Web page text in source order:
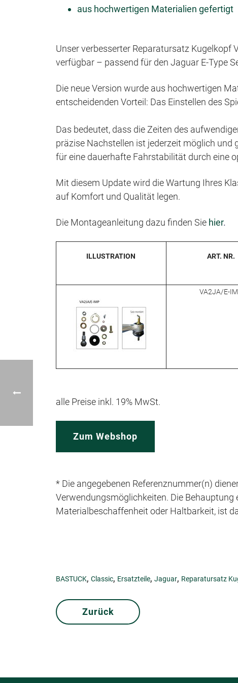
aus hochwertigen Materialien gefertigt
Unser verbesserter Reparatursatz Kugelkopf
verfügbar – passend für den Jaguar E-Type
Die neue Version wurde aus hochwertigen
entscheidenden Vorteil: Das Einstellen des
Das bedeutet, dass die Zeiten des
präzise Nachstellen ist jederzeit möglich
für eine dauerhafte Fahrstabilität durch eine
Mit diesem Update wird die Wartung Ihres
auf Komfort und Qualität legen.
Die Montageanleitung dazu finden Sie hier.
ILLUSTRATION ART. NR.
VA2JA/E-
alle Preise inkl. 19% MwSt.
Zum Webshop
* Die angegebenen Referenznummer(n)
Verwendungsmöglichkeiten. Die Behauptung
Materialbeschaffenheit oder Haltbarkeit, ist
BASTUCK, Classic, Ersatzteile, Jaguar, Reparatursatz
Zurück